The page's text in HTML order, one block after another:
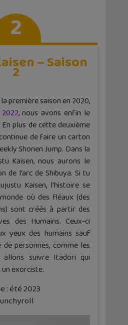
2
– Saison
2
première saison en 2020,
, nous avons enfin le
plus de cette deuxième
de faire un carton
Shonen Jump. Dans la
Kaisen, nous aurons le
de l’arc de Shibuya. Si tu
Kaisen, l’histoire se
où des fléaux (des
sont créés à partir des
des Humains. Ceux-ci
yeux des humains sauf
personnes, comme les
allons suivre Itadori qui
exorciste.
: été 2023